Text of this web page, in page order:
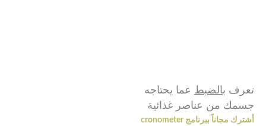
تعرف بالضبط عما يحتاجه
جسمك من عناصر غذائية
أشترك مجاناً ببرنامج cronometer